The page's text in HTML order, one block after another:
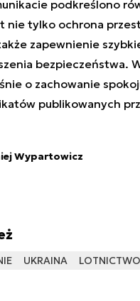
podkreślono
nie tylko ochrona
zapewnienie
bezpieczeństwa.
o zachowanie
publikowanych
Wypartowicz
UKRAINA LOTNICTWO